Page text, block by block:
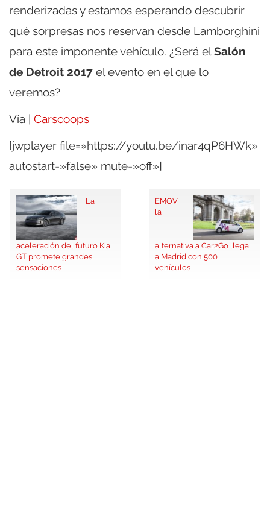
renderizadas y estamos esperando descubrir
qué sorpresas nos reservan desde Lamborghini
para este imponente vehículo. ¿Será elSalón
de Detroit 2017 el evento en el que lo
veremos?
Vía | Carscoops
[jwplayer file=»https://youtu.be/inar4qP6HWk»
autostart=»false» mute=»off»]
La
aceleración del futuro Kia
GT promete grandes
sensaciones
EMOV
la
alternativa a Car2Go llega
a Madrid con 500
vehículos